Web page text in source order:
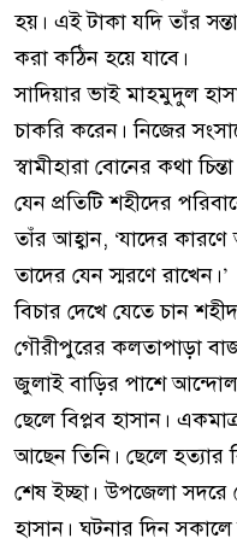
হয়। এই টাকা যদি তাঁর
করা কঠিন হয়ে যাবে।
সাদিয়ার ভাই মাহমুদুল
চাকরি করেন। নিজের
স্বামীহারা বোনের কথা
যেন প্রতিটি শহীদের
তাঁর আহ্বান, ‘যাদের
তাদের যেন স্মরণে রাখেন।’
বিচার দেখে যেতে চান
গৌরীপুরের কলতাপাড়া
জুলাই বাড়ির পাশে
ছেলে বিপ্লব হাসান।
আছেন তিনি। ছেলে হত্যার
শেষ ইচ্ছা। উপজেলা
হাসান। ঘটনার দিন